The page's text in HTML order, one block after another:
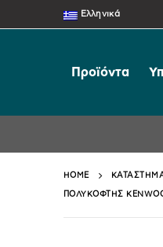
Ελληνικά
Προϊόντα
HOME
ΠΟΛΥΚΌΦΤΗΣ